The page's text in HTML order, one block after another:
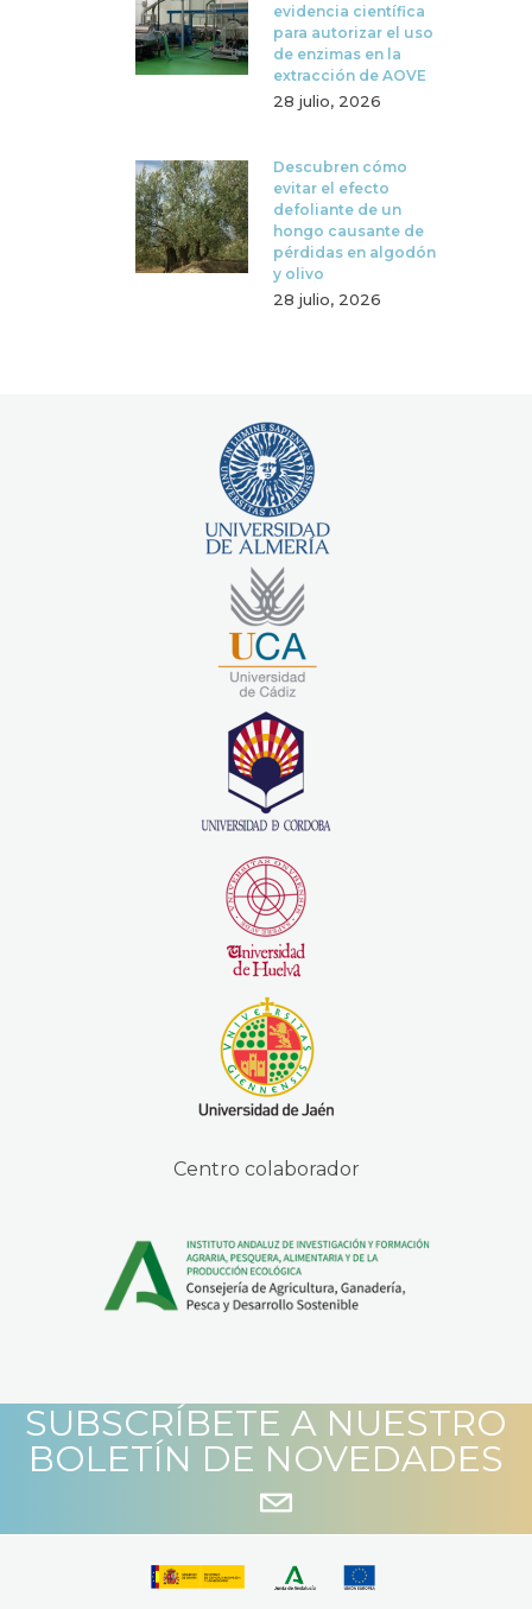
evidencia científica
para autorizar el uso
de enzimas en la
extracción de AOVE
28 julio, 2026
Descubren cómo
evitar el efecto
defoliante de un
hongo causante de
pérdidas en algodón
y olivo
28 julio, 2026
Centro colaborador
SUBSCRÍBETE A NUESTRO
BOLETÍN DE NOVEDADES